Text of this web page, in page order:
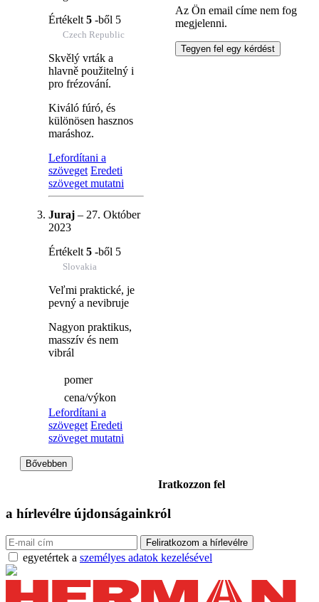
Értékelt5 -ből 5
Czech Republic
Skvělý vrták a
hlavně použitelný i
pro frézování.
Kiváló fúró, és
különösen hasznos
maráshoz.
Lefordítani a
szöveget Eredeti
szöveget mutatni
Juraj – 27. Október
2023
Értékelt5 -ből 5
Slovakia
Veľmi praktické, je
pevný a nevibruje
Nagyon praktikus,
masszív és nem
vibrál
pomer
cena/výkon
Lefordítani a
szöveget Eredeti
szöveget mutatni
Bővebben
Az Ön email címe nem fog
megjelenni.
Iratkozzon fel
a hírlevélre újdonságainkról
egyetértek a személyes adatok kezelésével